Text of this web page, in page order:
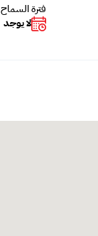
فترة السماح
لا يوجد